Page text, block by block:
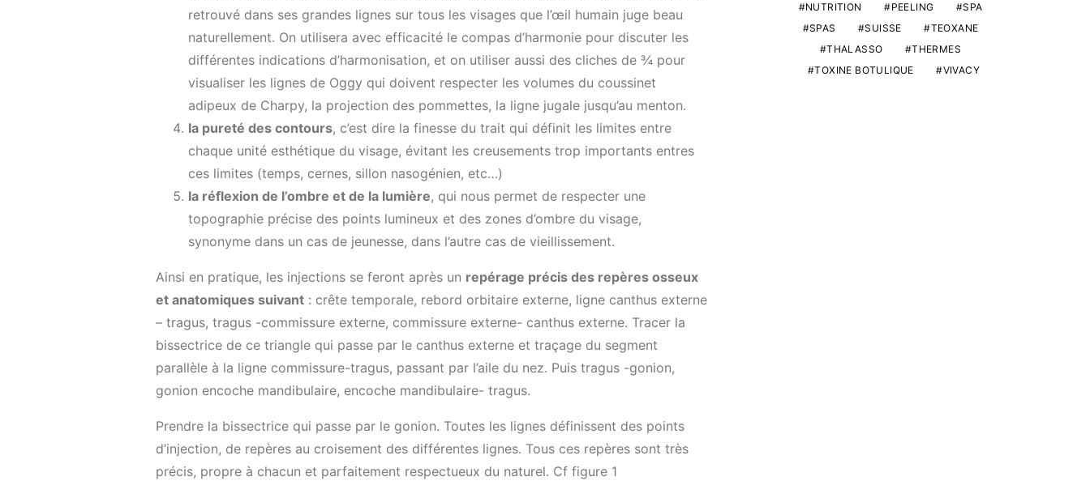
retrouvé dans ses grandes lignes sur tous les visages que l’œil humain juge beau
naturellement. On utilisera avec efficacité le compas d’harmonie pour discuter les
différentes indications d’harmonisation, et on utiliser aussi des cliches de ¾ pour
visualiser les lignes de Oggy qui doivent respecter les volumes du coussinet
adipeux de Charpy, la projection des pommettes, la ligne jugale jusqu’au menton.
la pureté des contours, c’est dire la finesse du trait qui définit les limites entre
chaque unité esthétique du visage, évitant les creusements trop importants entres
ces limites (temps, cernes, sillon nasogénien, etc…)
la réflexion de l’ombre et de la lumière, qui nous permet de respecter une
topographie précise des points lumineux et des zones d’ombre du visage,
synonyme dans un cas de jeunesse, dans l’autre cas de vieillissement.
Ainsi en pratique, les injections se feront après un repérage précis des repères osseux
et anatomiques suivant : crête temporale, rebord orbitaire externe, ligne canthus externe
– tragus, tragus -commissure externe, commissure externe- canthus externe. Tracer la
bissectrice de ce triangle qui passe par le canthus externe et traçage du segment
parallèle à la ligne commissure-tragus, passant par l’aile du nez. Puis tragus -gonion,
gonion encoche mandibulaire, encoche mandibulaire- tragus.
Prendre la bissectrice qui passe par le gonion. Toutes les lignes définissent des points
d’injection, de repères au croisement des différentes lignes. Tous ces repères sont très
précis, propre à chacun et parfaitement respectueux du naturel. Cf figure 1
NUTRITION
PEELING
SPA
SPAS
SUISSE
TEOXANE
THALASSO
THERMES
TOXINE BOTULIQUE
VIVACY